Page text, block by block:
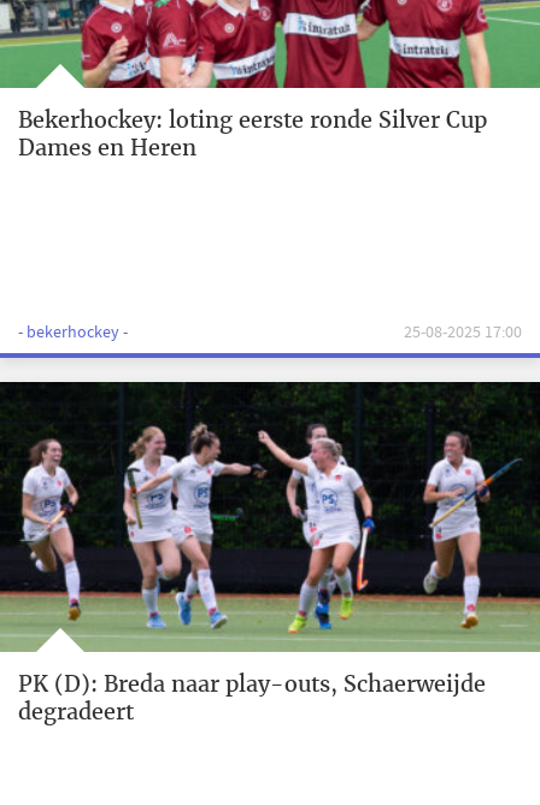
Bekerhockey: loting eerste ronde Silver Cup
Dames en Heren
- bekerhockey - 25-08-2025 17:00
PK (D): Breda naar play-outs, Schaerweijde
degradeert